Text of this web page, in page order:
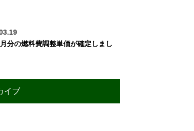
分の燃料費調整単価が確定しまし
イブ